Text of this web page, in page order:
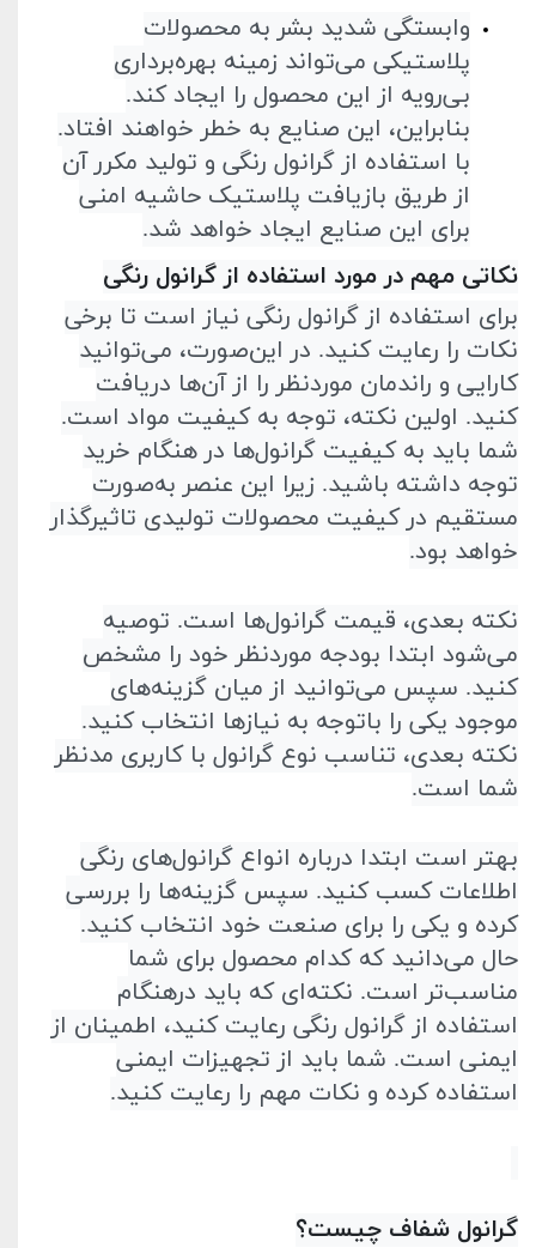
وابستگی شدید بشر به محصولات
پلاستیکی می‌تواند زمینه بهره‌برداری
بی‌رویه از این محصول را ایجاد کند.
بنابراین، این صنایع به خطر خواهند افتاد.
با‌ استفاده از گرانول رنگی و تولید مکرر آن
از طریق بازیافت پلاستیک حاشیه امنی
برای این صنایع ایجاد خواهد شد.
نکاتی مهم در مورد استفاده از گرانول رنگی
برای استفاده از گرانول رنگی نیاز است تا برخی
نکات را رعایت کنید. در این‌صورت، می‌توانید
کارایی و راندمان مورد‌نظر را از آن‌ها دریافت
کنید. اولین نکته، توجه به کیفیت مواد است.
شما باید به کیفیت گرانول‌ها در هنگام خرید
توجه داشته باشید. زیرا این عنصر به‌صورت
مستقیم در کیفیت محصولات تولیدی تاثیر‌گذار
خواهد بود.
نکته بعدی، قیمت گرانول‌ها است. توصیه
می‌شود ابتدا بودجه مورد‌نظر خود را مشخص
کنید. سپس می‌توانید از میان‌ گزینه‌های
موجود یکی را با‌توجه به نیاز‌ها انتخاب کنید.
نکته بعدی، تناسب نوع گرانول با کاربری مد‌نظر
شما است.
بهتر است ابتدا درباره انواع گرانول‌های رنگی
اطلاعات کسب کنید. سپس گزینه‌ها را بررسی
کرده و یکی را برای صنعت خود انتخاب کنید.
حال می‌دانید که کدام محصول برای شما
مناسب‌تر است. نکته‌ای که باید در‌هنگام
استفاده از گرانول رنگی رعایت کنید، اطمینان از
ایمنی است. شما باید از تجهیزات ایمنی
استفاده کرده و نکات مهم را رعایت کنید.
گرانول شفاف چیست؟